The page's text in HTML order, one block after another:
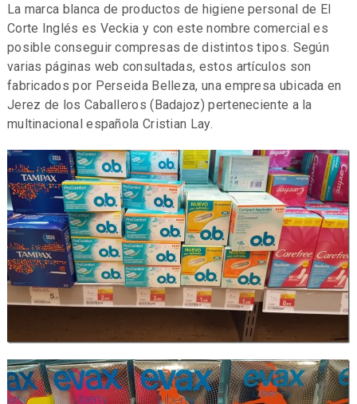
La marca blanca de productos de higiene personal de El
Corte Inglés es Veckia y con este nombre comercial es
posible conseguir compresas de distintos tipos. Según
varias páginas web consultadas, estos artículos son
fabricados por Perseida Belleza, una empresa ubicada en
Jerez de los Caballeros (Badajoz) perteneciente a la
multinacional española Cristian Lay.